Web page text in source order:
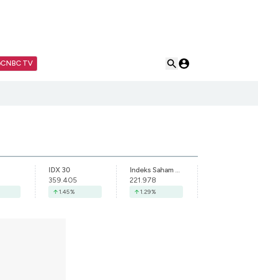
CNBC TV
IDX 30
359.405
1.45%
Indeks Saham Syariah Indonesia
221.978
1.29%